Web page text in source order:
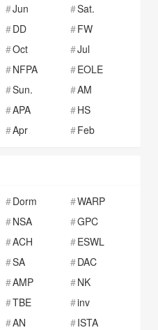
Jun
Sat.
DD
FW
Oct
Jul
NFPA
EOLE
Sun.
AM
APA
HS
Apr Feb
Dorm
WARP
NSA
GPC
ACH
ESWL
SA
DAC
AMP
NK
TBE
inv
AN
ISTA